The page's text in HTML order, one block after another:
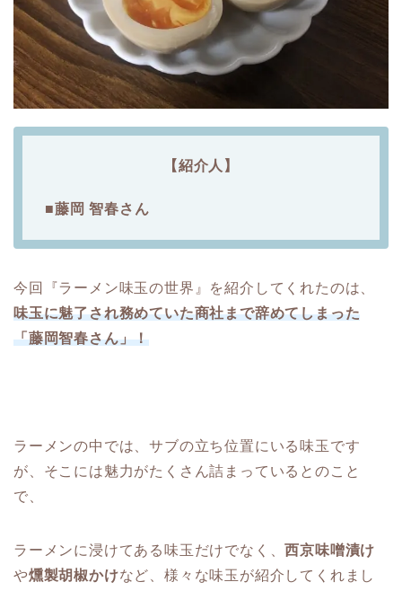
【紹介人】
■藤岡 智春さん
今回『ラーメン味玉の世界』を紹介してくれたのは、
味玉に魅了され務めていた商社まで辞めてしまった
「藤岡智春さん」！
ラーメンの中では、サブの立ち位置にいる味玉です
が、そこには魅力がたくさん詰まっているとのこと
で、
ラーメンに浸けてある味玉だけでなく、西京味噌漬け
や燻製胡椒かけなど、様々な味玉が紹介してくれまし